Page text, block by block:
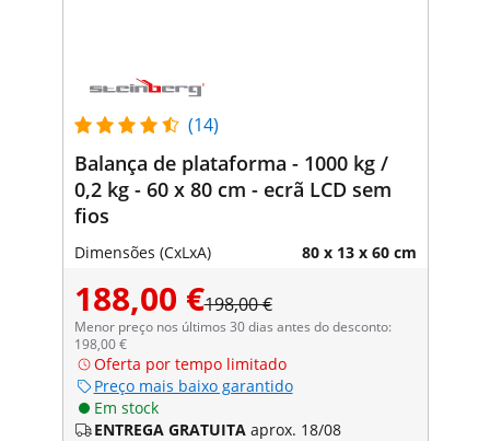
(14)
Balança de plataforma - 1000 kg /
0,2 kg - 60 x 80 cm - ecrã LCD sem
fios
Dimensões (CxLxA) 80 x 13 x 60 cm
188,00 €198,00 €
Menor preço nos últimos 30 dias antes do desconto:
198,00 €
Oferta por tempo limitado
Preço mais baixo garantido
Em stock
ENTREGA GRATUITA aprox. 18/08